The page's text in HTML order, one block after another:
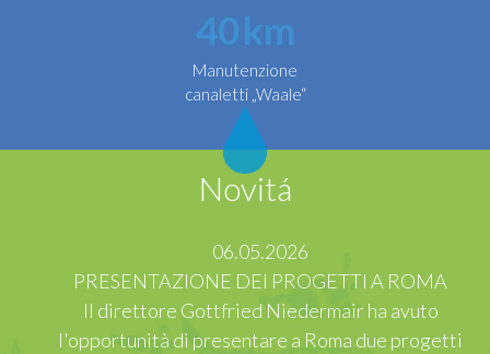
40km
Manutenzione
canaletti „Waale“
Novitá
06.05.2026
PRESENTAZIONE DEI PROGETTI A ROMA
Il direttore Gottfried Niedermair ha avuto
l'opportunità di presentare a Roma due progetti